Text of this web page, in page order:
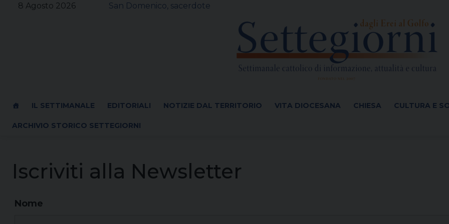
8 Agosto 2026 San Domenico, sacerdote
IL SETTIMANALE EDITORIALI NOTIZIE DAL TERRITORIO VITA DIOCESANA CHIESA CULTURA E
ARCHIVIO STORICO SETTEGIORNI
Iscriviti alla Newsletter
Nome